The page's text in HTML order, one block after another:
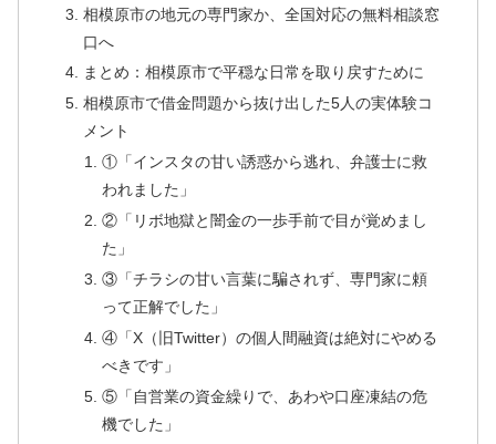
相模原市の地元の専門家か、全国対応の無料相談窓
口へ
まとめ：相模原市で平穏な日常を取り戻すために
相模原市で借金問題から抜け出した5人の実体験コ
メント
①「インスタの甘い誘惑から逃れ、弁護士に救
われました」
②「リボ地獄と闇金の一歩手前で目が覚めまし
た」
③「チラシの甘い言葉に騙されず、専門家に頼
って正解でした」
④「X（旧Twitter）の個人間融資は絶対にやめる
べきです」
⑤「自営業の資金繰りで、あわや口座凍結の危
機でした」